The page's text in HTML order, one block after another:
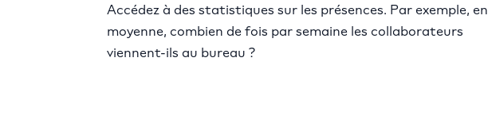
Accédez à des statistiques sur les présences. Par exemple, en
moyenne, combien de fois par semaine les collaborateurs
viennent-ils au bureau ?